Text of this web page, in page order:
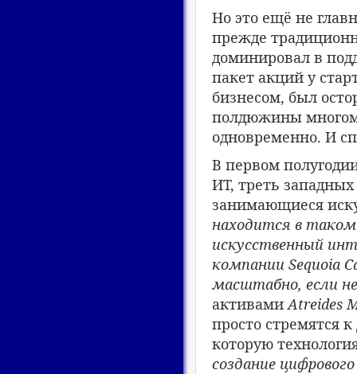
Но это ещё не
прежде
доминировал в
пакет акций у
бизнесом, был
полдюжины
одновременно. И
В первом
ИТ, треть
занимающиеся
находится в
искусственный
компании Sequoia
масштабно, если
активамиAtreides
просто стремятся
которую
создание